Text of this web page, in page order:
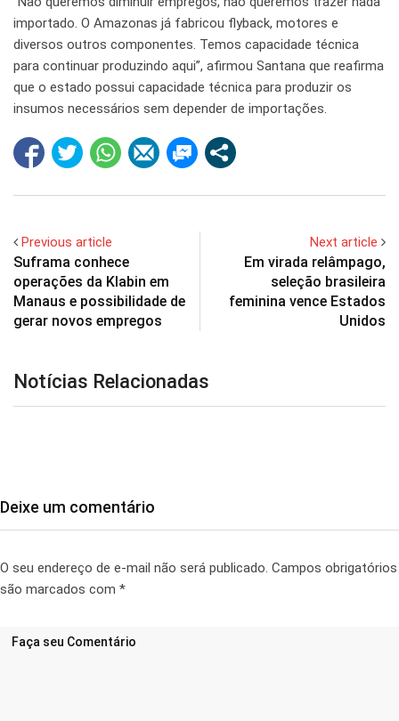
importado. O Amazonas já fabricou flyback, motores e
diversos outros componentes. Temos capacidade técnica
para continuar produzindo aqui”, afirmou Santana que reafirma
que o estado possui capacidade técnica para produzir os
insumos necessários sem depender de importações.
Previous article
Suframa conhece
operações da Klabin em
Manaus e possibilidade de
gerar novos empregos
Next article
Em virada relâmpago,
seleção brasileira
feminina vence Estados
Unidos
Notícias Relacionadas
Deixe um comentário
O seu endereço de e-mail não será publicado. Campos obrigatórios
são marcados com *